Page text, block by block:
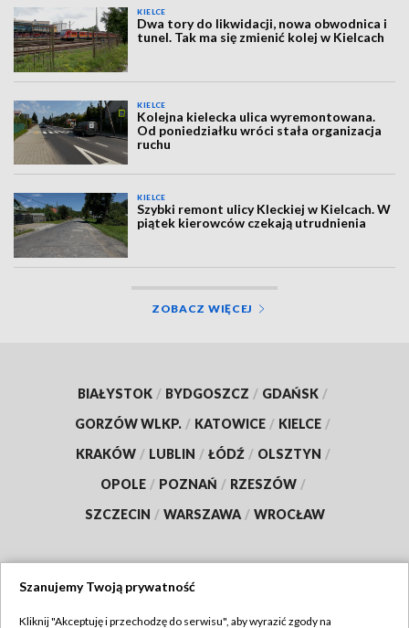
KIELCE
Dwa tory do likwidacji, nowa obwodnica i
tunel. Tak ma się zmienić kolej w Kielcach
KIELCE
Kolejna kielecka ulica wyremontowana.
Od poniedziałku wróci stała organizacja
ruchu
KIELCE
Szybki remont ulicy Kleckiej w Kielcach. W
piątek kierowców czekają utrudnienia
ZOBACZ WIĘCEJ
BIAŁYSTOK / BYDGOSZCZ / GDAŃSK /
GORZÓW WLKP. / KATOWICE / KIELCE /
KRAKÓW / LUBLIN / ŁÓDŹ / OLSZTYN /
OPOLE / POZNAŃ / RZESZÓW /
SZCZECIN / WARSZAWA / WROCŁAW
Szanujemy Twoją prywatność
Kliknij "Akceptuję i przechodzę do serwisu", aby wyrazić zgody na